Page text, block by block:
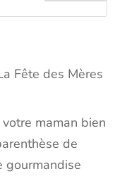
Fête des Mères
maman bien
de
gourmandise